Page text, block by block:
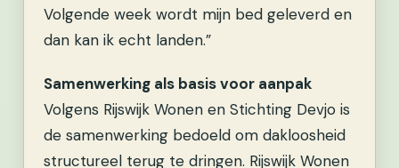
Volgende week wordt mijn bed geleverd en
dan kan ik echt landen.”
Samenwerking als basis voor aanpak
Volgens Rijswijk Wonen en Stichting Devjo is
de samenwerking bedoeld om dakloosheid
structureel terug te dringen. Rijswijk Wonen